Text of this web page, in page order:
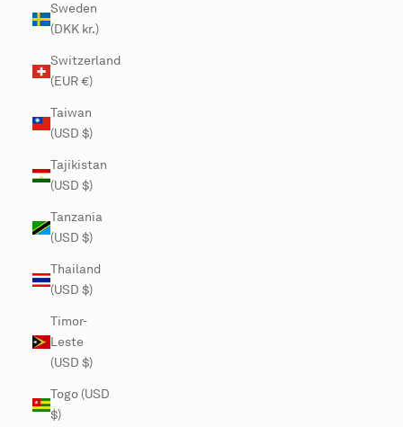
Sweden
(DKK kr.)
Switzerland
(EUR €)
Taiwan
(USD $)
Tajikistan
(USD $)
Tanzania
(USD $)
Thailand
(USD $)
Timor-
Leste
(USD $)
Togo (USD
$)